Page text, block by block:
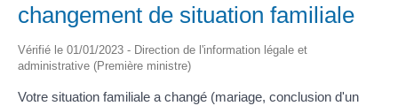
changement de situation familiale
Vérifié le 01/01/2023 - Direction de l'information légale et
administrative (Première ministre)
Votre situation familiale a changé (mariage, conclusion d'un